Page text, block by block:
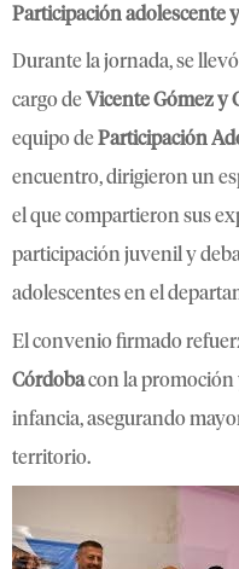
Participación adolescente
Durante la jornada, se
cargo de Vicente Gómez y
equipo deParticipación
encuentro, dirigieron un
el que compartieron sus
participación juvenil y
adolescentes en el
El convenio firmado
Córdobacon la promoción
infancia, asegurando
territorio.